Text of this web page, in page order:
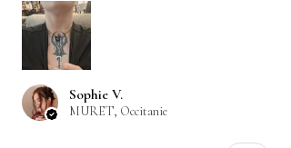
Sophie V.
MURET, Occitanie